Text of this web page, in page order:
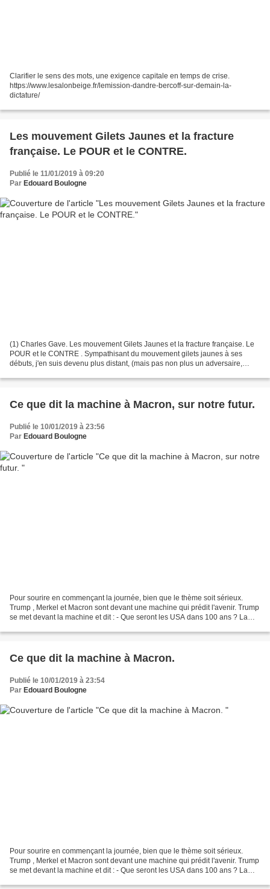
Clarifier le sens des mots, une exigence capitale en temps de crise.
https://www.lesalonbeige.fr/lemission-dandre-bercoff-sur-demain-la-
dictature/
Les mouvement Gilets Jaunes et la fracture
française. Le POUR et le CONTRE.
Publié le 11/01/2019 à 09:20
Par Edouard Boulogne
(1) Charles Gave. Les mouvement Gilets Jaunes et la fracture française. Le
POUR et le CONTRE . Sympathisant du mouvement gilets jaunes à ses
débuts, j'en suis devenu plus distant, (mais pas non plus un adversaire,
Ce que dit la machine à Macron, sur notre futur.
Publié le 10/01/2019 à 23:56
Par Edouard Boulogne
Pour sourire en commençant la journée, bien que le thème soit sérieux.
Trump , Merkel et Macron sont devant une machine qui prédit l'avenir. Trump
se met devant la machine et dit : - Que seront les USA dans 100 ans ? La
Ce que dit la machine à Macron.
Publié le 10/01/2019 à 23:54
Par Edouard Boulogne
Pour sourire en commençant la journée, bien que le thème soit sérieux.
Trump , Merkel et Macron sont devant une machine qui prédit l'avenir. Trump
se met devant la machine et dit : - Que seront les USA dans 100 ans ? La